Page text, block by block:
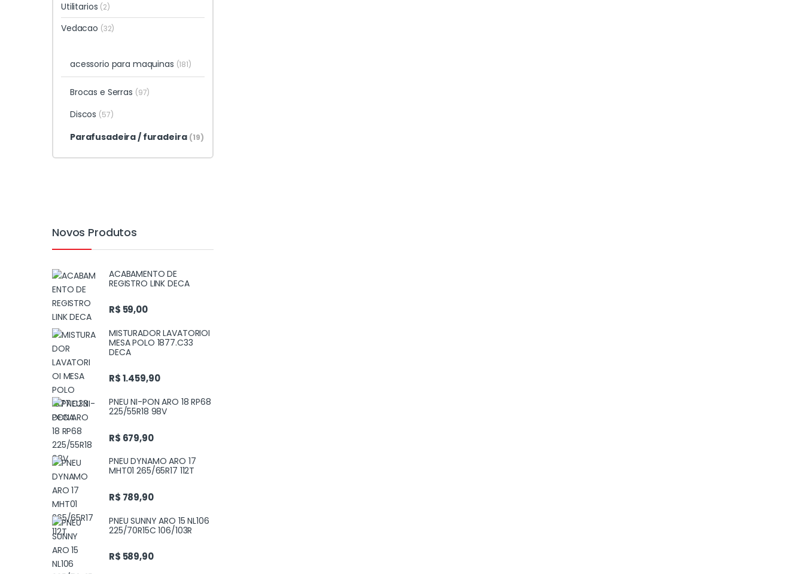
Utilitarios (2)
Vedacao (32)
acessorio para maquinas (181)
Brocas e Serras (97)
Discos (57)
Parafusadeira / furadeira (19)
Novos Produtos
ACABAMENTO DE
REGISTRO LINK DECA
R$ 59,00
MISTURADOR LAVATORIOI
MESA POLO 1877.C33
DECA
R$1.459,90
PNEU NI-PON ARO 18 RP68
225/55R18 98V
R$ 679,90
PNEU DYNAMO ARO 17
MHT01 265/65R17 112T
R$ 789,90
PNEU SUNNY ARO 15 NL106
225/70R15C 106/103R
R$ 589,90